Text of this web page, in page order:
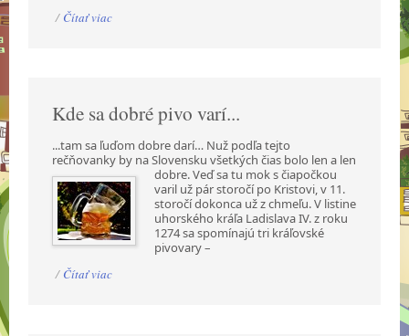
/ Čítať viac
Kde sa dobré pivo varí...
...tam sa ľuďom dobre darí… Nuž podľa tejto
rečňovanky by na Slovensku všetkých čias bolo len a len
dobre. Veď sa tu mok s čiapočkou
varil už pár storočí po Kristovi, v 11.
storočí dokonca už z chmeľu. V listine
uhorského kráľa Ladislava IV. z roku
1274 sa spomínajú tri kráľovské
pivovary –
/ Čítať viac